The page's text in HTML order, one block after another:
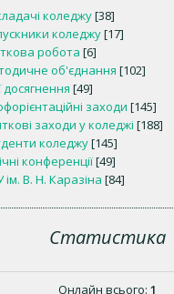
коледжу[38]
коледжу[17]
робота [6]
об'єднання [102]
досягнення [49]
заходи [145]
заходи у коледжі [188]
коледжу[145]
конференції[49]
ім. В. Н. Каразіна [84]
Статистика
Онлайн всього: 1